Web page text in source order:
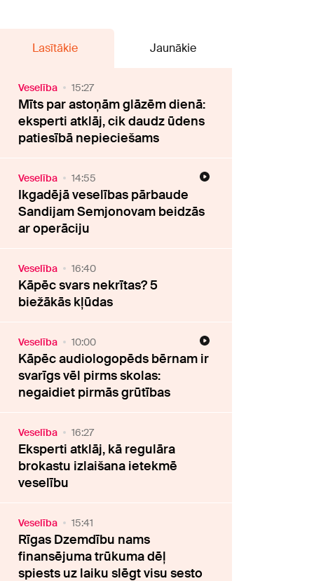
Lasītākie Jaunākie
Veselība 15:27
Mīts par astoņām glāzēm dienā:
eksperti atklāj, cik daudz ūdens
patiesībā nepieciešams
Veselība 14:55
Ikgadējā veselības pārbaude
Sandijam Semjonovam beidzās
ar operāciju
Veselība 16:40
Kāpēc svars nekrītas? 5
biežākās kļūdas
Veselība 10:00
Kāpēc audiologopēds bērnam ir
svarīgs vēl pirms skolas:
negaidiet pirmās grūtības
Veselība 16:27
Eksperti atklāj, kā regulāra
brokastu izlaišana ietekmē
veselību
Veselība 15:41
Rīgas Dzemdību nams
finansējuma trūkuma dēļ
spiests uz laiku slēgt visu sesto